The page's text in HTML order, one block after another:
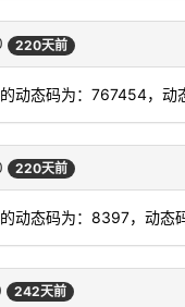
220天前
动态码为：767454，动
220天前
动态码为：8397，动态
242天前